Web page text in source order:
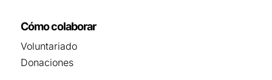
Cómo colaborar
Voluntariado
Donaciones